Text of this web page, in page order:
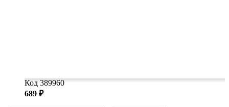
Код 389960
689 ₽